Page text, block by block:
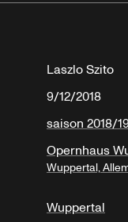
Laszlo Szito
9/12/2018
saison 2018/
Opernhaus
Wuppertal,
Wuppertal